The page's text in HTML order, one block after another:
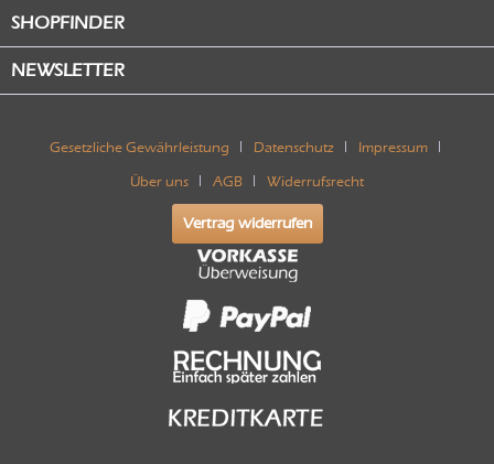
SHOPFINDER
NEWSLETTER
Gesetzliche Gewährleistung Datenschutz Impressum
Über uns AGB Widerrufsrecht
Vertrag widerrufen